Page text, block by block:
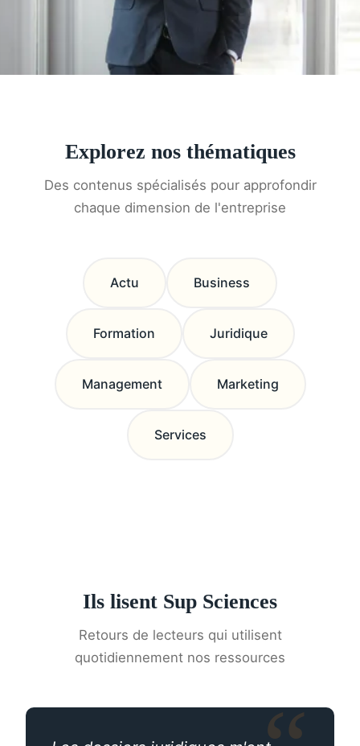
Explorez nos thématiques
Des contenus spécialisés pour approfondir
chaque dimension de l'entreprise
Actu Business
Formation Juridique
Management Marketing
Services
Ils lisent Sup Sciences
Retours de lecteurs qui utilisent
quotidiennement nos ressources